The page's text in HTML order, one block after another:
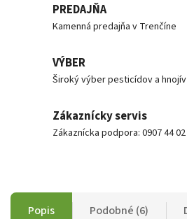
PREDAJŇA
Kamenná predajňa v Trenčíne
VÝBER
Široký výber pesticídov a hnojív
Zákaznícky servis
Zákaznícka podpora: 0907 44 02
Popis Podobné (6)